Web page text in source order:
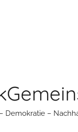
Demokratie –